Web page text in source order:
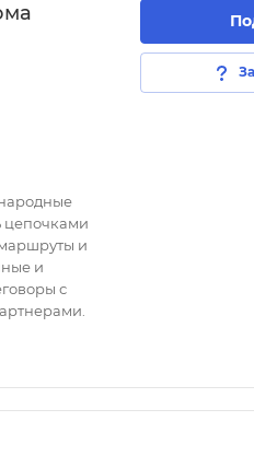
цепочками
и
и
с